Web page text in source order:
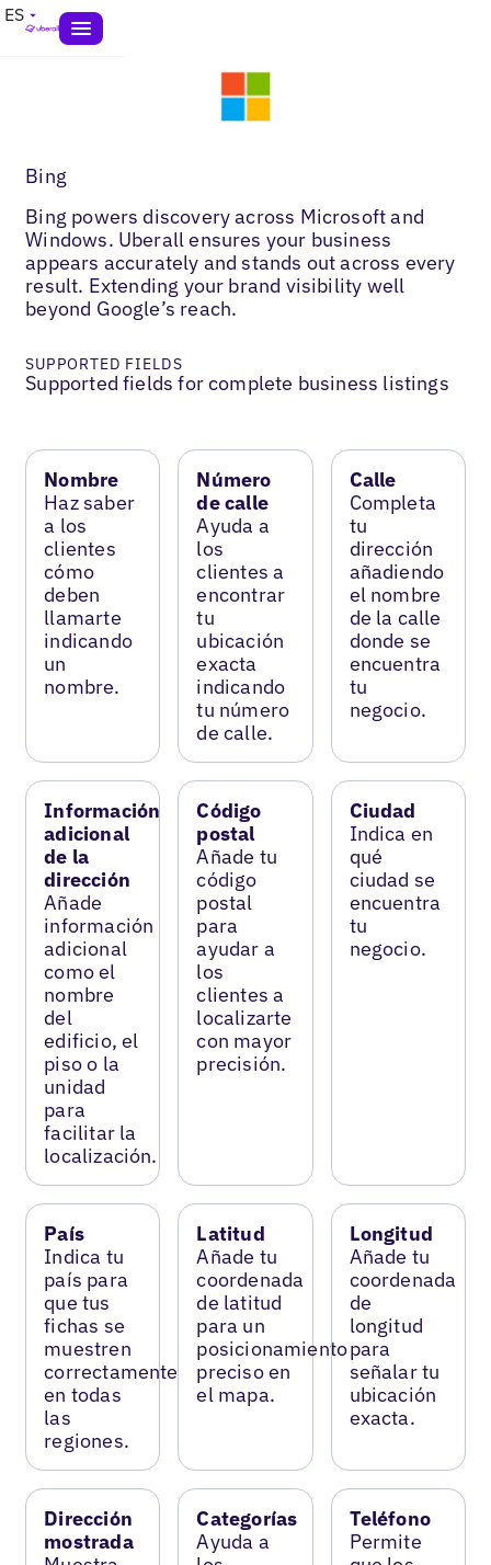
ES
Bing
Bing powers discovery across Microsoft and
Windows. Uberall ensures your business
appears accurately and stands out across every
result. Extending your brand visibility well
beyond Google’s reach.
SUPPORTED FIELDS
Supported fields for complete business listings
Nombre
Haz saber
a los
clientes
cómo
deben
llamarte
indicando
un
nombre.
Número
de calle
Ayuda a
los
clientes a
encontrar
tu
ubicación
exacta
indicando
tu número
de calle.
Calle
Completa
tu
dirección
añadiendo
el nombre
de la calle
donde se
encuentra
tu
negocio.
Información
adicional
de la
dirección
Añade
información
adicional
como el
nombre
del
edificio, el
piso o la
unidad
para
facilitar la
localización.
Código
postal
Añade tu
código
postal
para
ayudar a
los
clientes a
localizarte
con mayor
precisión.
Ciudad
Indica en
qué
ciudad se
encuentra
tu
negocio.
País
Indica tu
país para
que tus
fichas se
muestren
correctamente
en todas
las
regiones.
Latitud
Añade tu
coordenada
de latitud
para un
posicionamiento
preciso en
el mapa.
Longitud
Añade tu
coordenada
de
longitud
para
señalar tu
ubicación
exacta.
Dirección
mostrada
Categorías
Ayuda a
Teléfono
Permite